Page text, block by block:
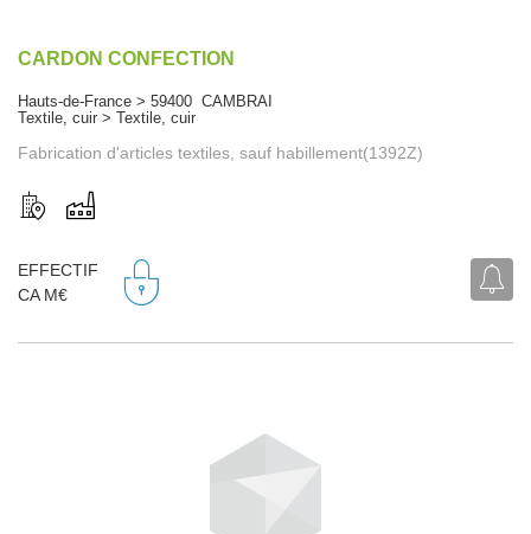
CARDON CONFECTION
Hauts-de-France > 59400 CAMBRAI
Textile, cuir > Textile, cuir
Fabrication d'articles textiles, sauf habillement(1392Z)
EFFECTIF
CA M€